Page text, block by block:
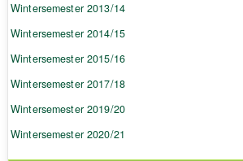
Wintersemester 2013/14
Wintersemester 2014/15
Wintersemester 2015/16
Wintersemester 2017/18
Wintersemester 2019/20
Wintersemester 2020/21